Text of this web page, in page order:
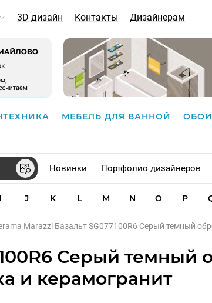
3D дизайн Контакты Дизайнерам
МЕБЕЛЬ ДЛЯ ВАННОЙ ОБОИ
Новинки Портфолио дизайнеров
I J K L M N O P
Marazzi Базальт SG077100R6 Серый темный
Серый темный
и керамогранит